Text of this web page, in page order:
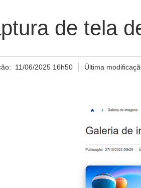
de tela
11/06/2025 16h50 Última